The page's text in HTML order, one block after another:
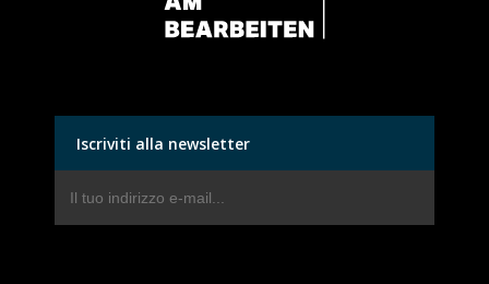
Iscriviti alla newsletter